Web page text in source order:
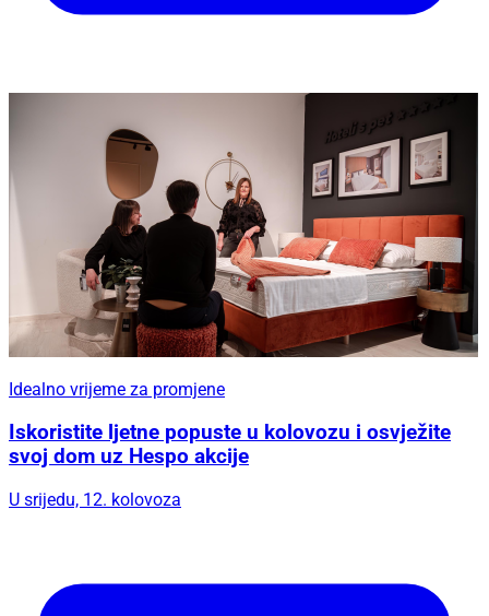
Idealno vrijeme za promjene
Iskoristite ljetne popuste u kolovozu i osvježite
svoj dom uz Hespo akcije
U srijedu, 12. kolovoza